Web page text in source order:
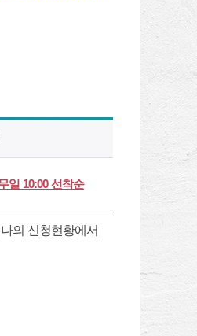
일 10:00 선착순
의 신청현황에서